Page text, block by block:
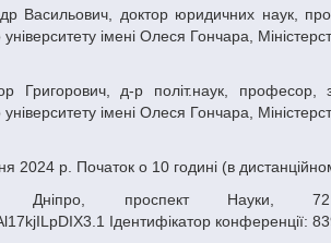
імені Олеся Гончара,
імені Олеся Гончара,
2024 р. Початок о 10 годині (в
проспект Науки, 72 За
Ідентифікатор конференції: